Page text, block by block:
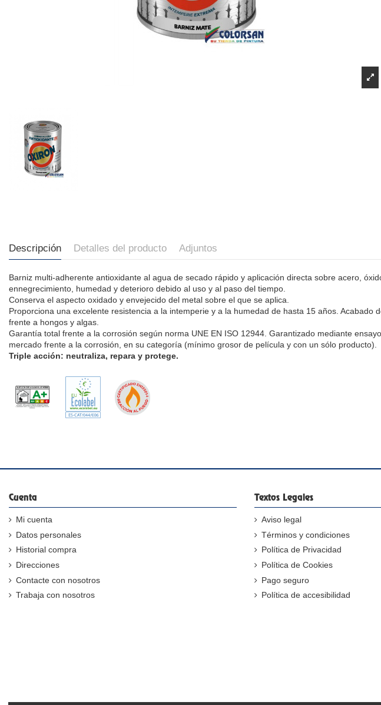
Descripción Detalles del producto Adjuntos
Barniz multi-adherente antioxidante al agua de secado rápido y aplicación directa sobre acero,
ennegrecimiento, humedad y deterioro debido al uso y al paso del tiempo.
Conserva el aspecto oxidado y envejecido del metal sobre el que se aplica.
Proporciona una excelente resistencia a la intemperie y a la humedad de hasta 15 años.
frente a hongos y algas.
Garantía total frente a la corrosión según norma UNE EN ISO 12944. Garantizado mediante
mercado frente a la corrosión, en su categoría (mínimo grosor de película y con un sólo producto).
Triple acción: neutraliza, repara y protege.
Cuenta
Mi cuenta
Datos personales
Historial compra
Direcciones
Contacte con nosotros
Trabaja con nosotros
Textos Legales
Aviso legal
Términos y condiciones
Política de Privacidad
Política de Cookies
Pago seguro
Política de accesibilidad